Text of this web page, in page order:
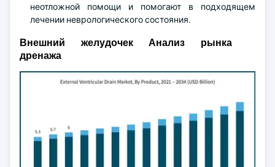
неотложной помощи и помогают в подходящем
лечении неврологического состояния.
Внешний желудочек Анализ рынка
дренажа